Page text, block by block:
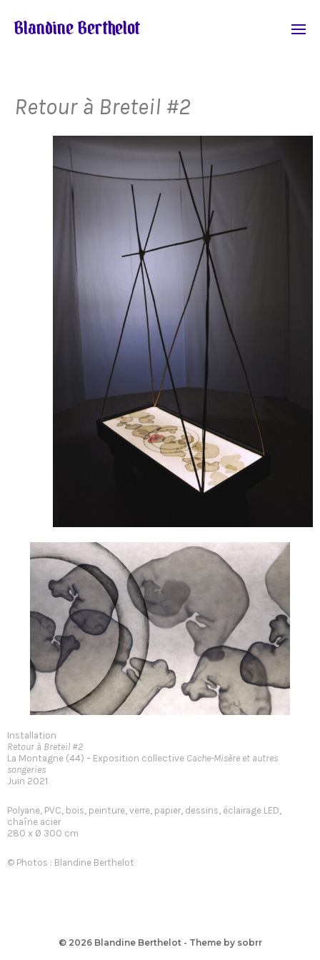
Blandine Berthelot
Retour à Breteil #2
Installation
Retour à Breteil #2
La Montagne (44) – Exposition collective Cache-Misère et autres
songeries
Juin 2021
Polyane, PVC, bois, peinture, verre, papier, dessins, éclairage LED,
chaîne acier
280 x Ø 300 cm
© Photos : Blandine Berthelot
© 2026 Blandine Berthelot- Theme by sobrr